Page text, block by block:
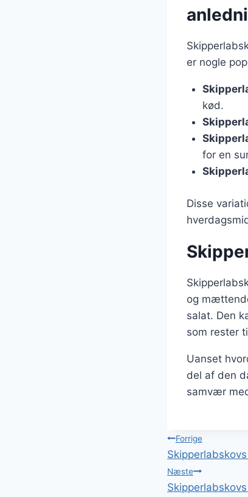
er nogle
kød.
for en
Disse
og
salat. Den
som rester
Uanset
del af den
samvær
Forrige
Næste